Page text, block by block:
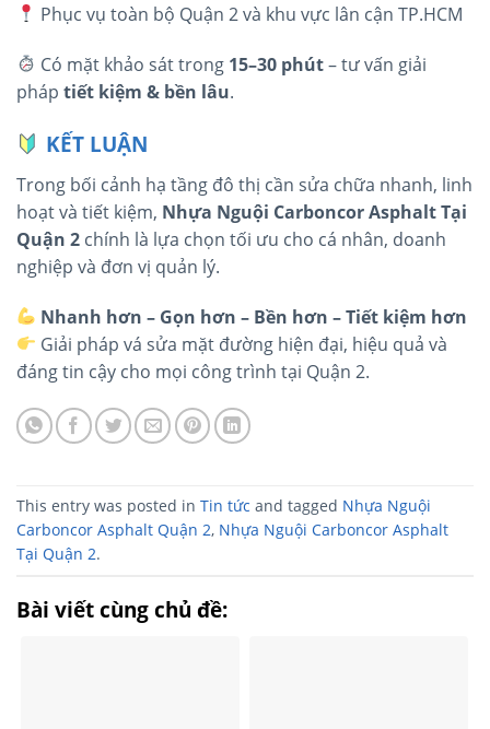
Phục vụ toàn bộ Quận 2 và khu vực lân cận TP.HCM
Có mặt khảo sát trong 15–30 phút– tư vấn giải
pháp tiết kiệm & bền lâu.
KẾT LUẬN
Trong bối cảnh hạ tầng đô thị cần sửa chữa nhanh, linh
hoạt và tiết kiệm, Nhựa Nguội Carboncor Asphalt Tại
Quận 2 chính là lựa chọn tối ưu cho cá nhân, doanh
nghiệp và đơn vị quản lý.
Nhanh hơn – Gọn hơn – Bền hơn – Tiết kiệm hơn
Giải pháp vá sửa mặt đường hiện đại, hiệu quả và
đáng tin cậy cho mọi công trình tại Quận 2.
This entry was posted in Tin tức and tagged Nhựa Nguội
Carboncor Asphalt Quận 2, Nhựa Nguội Carboncor Asphalt
Tại Quận 2.
Bài viết cùng chủ đề: